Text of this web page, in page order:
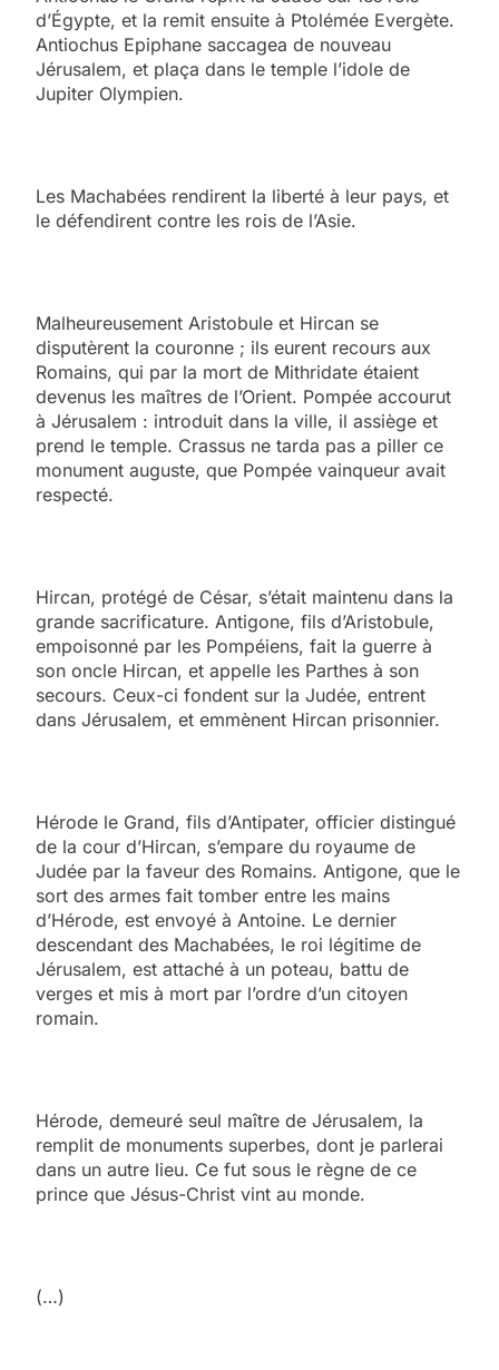
d’Égypte, et la remit ensuite à Ptolémée Evergète.
Antiochus Epiphane saccagea de nouveau
Jérusalem, et plaça dans le temple l’idole de
Jupiter Olympien.
Les Machabées rendirent la liberté à leur pays, et
le défendirent contre les rois de l’Asie.
Malheureusement Aristobule et Hircan se
disputèrent la couronne ; ils eurent recours aux
Romains, qui par la mort de Mithridate étaient
devenus les maîtres de l’Orient. Pompée accourut
à Jérusalem : introduit dans la ville, il assiège et
prend le temple. Crassus ne tarda pas a piller ce
monument auguste, que Pompée vainqueur avait
respecté.
Hircan, protégé de César, s’était maintenu dans la
grande sacrificature. Antigone, fils d’Aristobule,
empoisonné par les Pompéiens, fait la guerre à
son oncle Hircan, et appelle les Parthes à son
secours. Ceux-ci fondent sur la Judée, entrent
dans Jérusalem, et emmènent Hircan prisonnier.
Hérode le Grand, fils d’Antipater, officier distingué
de la cour d’Hircan, s’empare du royaume de
Judée par la faveur des Romains. Antigone, que le
sort des armes fait tomber entre les mains
d’Hérode, est envoyé à Antoine. Le dernier
descendant des Machabées, le roi légitime de
Jérusalem, est attaché à un poteau, battu de
verges et mis à mort par l’ordre d’un citoyen
romain.
Hérode, demeuré seul maître de Jérusalem, la
remplit de monuments superbes, dont je parlerai
dans un autre lieu. Ce fut sous le règne de ce
prince que Jésus-Christ vint au monde.
(…)